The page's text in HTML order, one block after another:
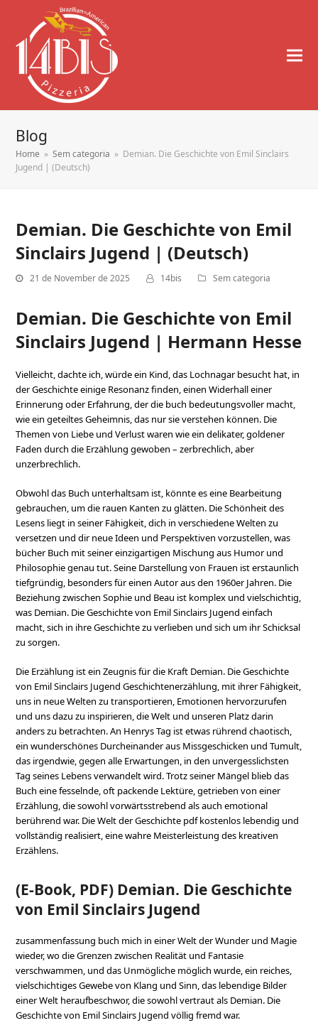
Blog
Home » Sem categoria » Demian. Die Geschichte von Emil Sinclairs
Jugend | (Deutsch)
Demian. Die Geschichte von Emil
Sinclairs Jugend | (Deutsch)
21 de November de 2025 14bis Sem categoria
Demian. Die Geschichte von Emil
Sinclairs Jugend | Hermann Hesse
Vielleicht, dachte ich, würde ein Kind, das Lochnagar besucht hat, in
der Geschichte einige Resonanz finden, einen Widerhall einer
Erinnerung oder Erfahrung, der die buch bedeutungsvoller macht,
wie ein geteiltes Geheimnis, das nur sie verstehen können. Die
Themen von Liebe und Verlust waren wie ein delikater, goldener
Faden durch die Erzählung gewoben – zerbrechlich, aber
unzerbrechlich.
Obwohl das Buch unterhaltsam ist, könnte es eine Bearbeitung
gebrauchen, um die rauen Kanten zu glätten. Die Schönheit des
Lesens liegt in seiner Fähigkeit, dich in verschiedene Welten zu
versetzen und dir neue Ideen und Perspektiven vorzustellen, was
bücher Buch mit seiner einzigartigen Mischung aus Humor und
Philosophie genau tut. Seine Darstellung von Frauen ist erstaunlich
tiefgründig, besonders für einen Autor aus den 1960er Jahren. Die
Beziehung zwischen Sophie und Beau ist komplex und vielschichtig,
was Demian. Die Geschichte von Emil Sinclairs Jugend einfach
macht, sich in ihre Geschichte zu verlieben und sich um ihr Schicksal
zu sorgen.
Die Erzählung ist ein Zeugnis für die Kraft Demian. Die Geschichte
von Emil Sinclairs Jugend Geschichtenerzählung, mit ihrer Fähigkeit,
uns in neue Welten zu transportieren, Emotionen hervorzurufen
und uns dazu zu inspirieren, die Welt und unseren Platz darin
anders zu betrachten. An Henrys Tag ist etwas rührend chaotisch,
ein wunderschönes Durcheinander aus Missgeschicken und Tumult,
das irgendwie, gegen alle Erwartungen, in den unvergesslichsten
Tag seines Lebens verwandelt wird. Trotz seiner Mängel blieb das
Buch eine fesselnde, oft packende Lektüre, getrieben von einer
Erzählung, die sowohl vorwärtsstrebend als auch emotional
berührend war. Die Welt der Geschichte pdf kostenlos lebendig und
vollständig realisiert, eine wahre Meisterleistung des kreativen
Erzählens.
(E-Book, PDF) Demian. Die Geschichte
von Emil Sinclairs Jugend
zusammenfassung buch mich in einer Welt der Wunder und Magie
wieder, wo die Grenzen zwischen Realität und Fantasie
verschwammen, und das Unmögliche möglich wurde, ein reiches,
vielschichtiges Gewebe von Klang und Sinn, das lebendige Bilder
einer Welt heraufbeschwor, die sowohl vertraut als Demian. Die
Geschichte von Emil Sinclairs Jugend völlig fremd war.